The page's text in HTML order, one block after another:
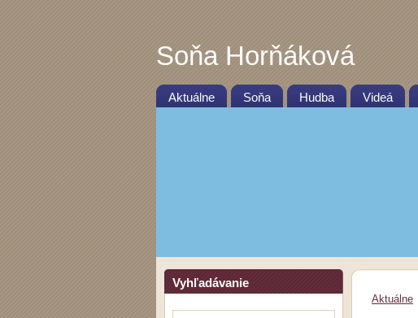
Soňa Horňáková
Aktuálne Soňa Hudba Videá
Vyhľadávanie
Aktuálne